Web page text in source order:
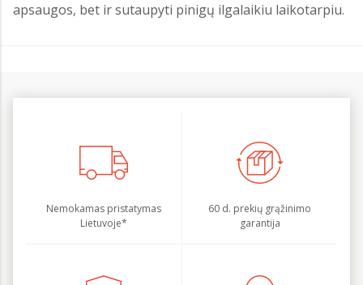
apsaugos, bet ir sutaupyti pinigų ilgalaikiu laikotarpiu.
Nemokamas pristatymas
Lietuvoje*
60 d. prekių grąžinimo
garantija